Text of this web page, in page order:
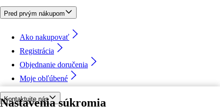
Nastavenia súkromia
Pred prvým nákupom
Ako nakupovať
Registrácia
Objednanie doručenia
Moje obľúbené
Kontaktujte nás